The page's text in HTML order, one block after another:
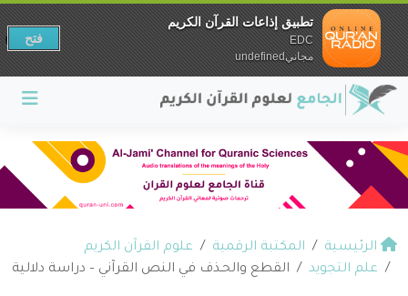
الرئيسية المكتبة الرقمية
علوم القرآن الكريم
علم التجويد
القطع والحـذف في النص القرآني – دراسة دلالية
تطبيق إذاعات القرآن الكريم
EDC
مجانيundefined
فتح